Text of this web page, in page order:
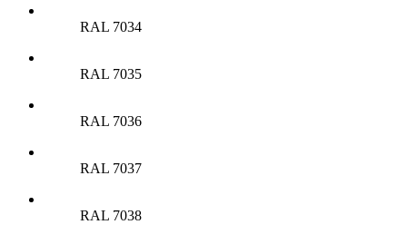
RAL 7034
RAL 7035
RAL 7036
RAL 7037
RAL 7038